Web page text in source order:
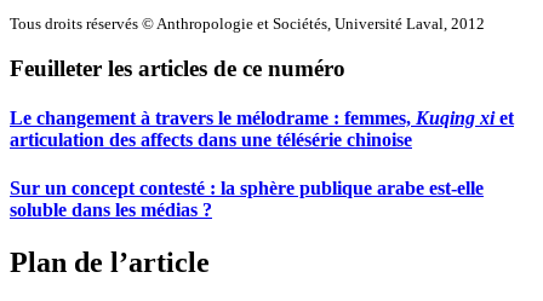
Tous droits réservés © Anthropologie et Sociétés, Université Laval, 2012
Feuilleter les articles de ce numéro
Le changement à travers le mélodrame : femmes, Kuqing xiet
articulation des affects dans une télésérie chinoise
Sur un concept contesté : la sphère publique arabe est-elle
soluble dans les médias ?
Plan de l’article